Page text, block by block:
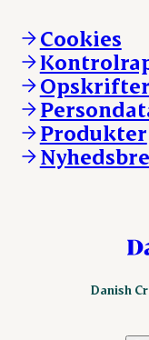
Vores resultater
Vores lokationer
Kontakt
Andelsejere -
DAT-Schaub.com
ESS-FOOD.com
Fonden Dansk
KLS.se
nordicspoor.com
Scanhide.dk
Cookies
Opskrifter
Produkter
Danish